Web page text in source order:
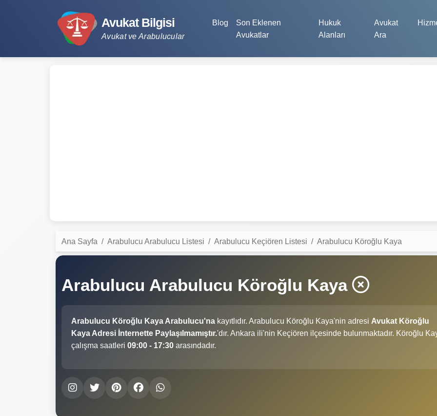
Avukat Bilgisi
Avukat ve Arabulucular
Blog
Son Eklenen
Avukatlar
Hukuk
Alanları
Avukat
Ara
Ana Sayfa Arabulucu Arabulucu Listesi Arabulucu Keçiören Listesi Arabulucu Köroğlu Kaya
Arabulucu Arabulucu Köroğlu Kaya
Arabulucu Köroğlu Kaya Arabulucu'na kayıtlıdır. Arabulucu Köroğlu Kaya'nin adresi Avukat Köroğlu
Kaya Adresi İnternette Paylaşılmamıştır.'dır. Ankara ili'nin Keçiören ilçesinde bulunmaktadır. Köroğlu
çalışma saatleri 09:00 - 17:30 arasındadır.